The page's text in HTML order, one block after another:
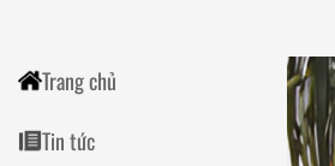
Trang chủ
Tin tức